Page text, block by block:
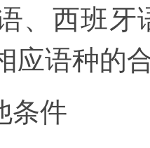
、西班牙
应语种的
条件